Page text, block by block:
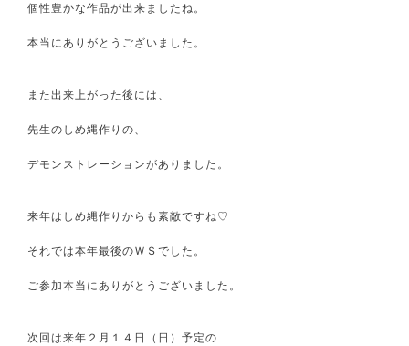
個性豊かな作品が出来ましたね。
本当にありがとうございました。
また出来上がった後には、
先生のしめ縄作りの、
デモンストレーションがありました。
来年はしめ縄作りからも素敵ですね♡
それでは本年最後のＷＳでした。
ご参加本当にありがとうございました。
次回は来年２月１４日（日）予定の